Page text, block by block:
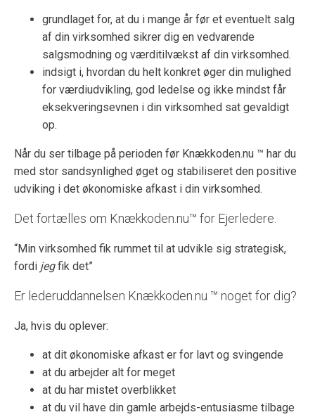
grundlaget for, at du i mange år før et eventuelt salg
af din virksomhed sikrer dig en vedvarende
salgsmodning og værditilvækst af din virksomhed.
indsigt i, hvordan du helt konkret øger din mulighed
for værdiudvikling, god ledelse og ikke mindst får
eksekveringsevnen i din virksomhed sat gevaldigt
op.
Når du ser tilbage på perioden før Knækkoden.nu ™ har du
med stor sandsynlighed øget og stabiliseret den positive
udviking i det økonomiske afkast i din virksomhed.
Det fortælles om Knækkoden.nu™ for Ejerledere.
“Min virksomhed fik rummet til at udvikle sig strategisk,
fordi jegfik det”
Er lederuddannelsen Knækkoden.nu ™ noget for dig?
Ja, hvis du oplever:
at dit økonomiske afkast er for lavt og svingende
at du arbejder alt for meget
at du har mistet overblikket
at du vil have din gamle arbejds-entusiasme tilbage